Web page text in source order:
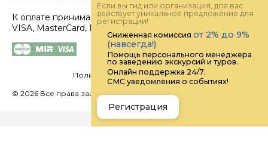
К оплате принимаются карты
VISA, MasterCard, МИР
Политика конфиденциальности
© 2026 Все права защищены.
Если вы гид или организация, для вас
действует уникальное предложение для
регистрации!
Сниженная комиссия от 2% до 9%
(навсегда!)
Помощь персонального менеджера
по заведению экскурсий и туров.
Онлайн поддержка 24/7.
СМС уведомления о событиях!
Регистрация